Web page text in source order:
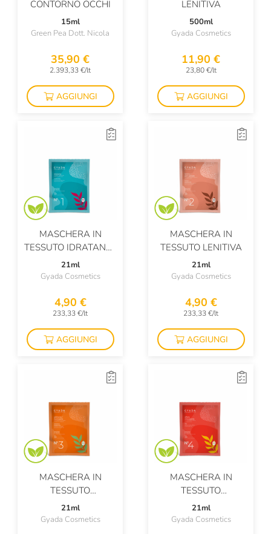
CONTORNO OCCHI
15ml
Green Pea Dott. Nicola
35,90 €
2.393,33 €/lt
AGGIUNGI
LENITIVA
500ml
Gyada Cosmetics
11,90 €
23,80 €/lt
AGGIUNGI
MASCHERA IN
TESSUTO IDRATANTE
N.2
21ml
Gyada Cosmetics
4,90 €
233,33 €/lt
AGGIUNGI
MASCHERA IN
TESSUTO LENITIVA
21ml
Gyada Cosmetics
4,90 €
233,33 €/lt
AGGIUNGI
MASCHERA IN
TESSUTO
ESFOLIANTE N.3
21ml
Gyada Cosmetics
MASCHERA IN
TESSUTO
RIMPOLPANTE N.4
21ml
Gyada Cosmetics